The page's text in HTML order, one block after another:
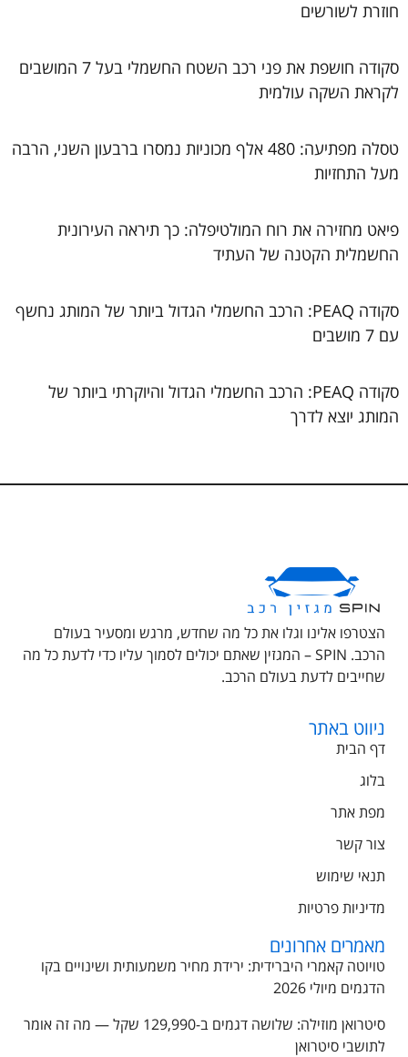
חוזרת לשורשים
סקודה חושפת את פני רכב השטח החשמלי בעל 7 המושבים
לקראת השקה עולמית
טסלה מפתיעה: 480 אלף מכוניות נמסרו ברבעון השני, הרבה
מעל התחזיות
פיאט מחזירה את רוח המולטיפלה: כך תיראה העירונית
החשמלית הקטנה של העתיד
סקודה PEAQ: הרכב החשמלי הגדול ביותר של המותג נחשף
עם 7 מושבים
סקודה PEAQ: הרכב החשמלי הגדול והיוקרתי ביותר של
המותג יוצא לדרך
הצטרפו אלינו וגלו את כל מה שחדש, מרגש ומסעיר בעולם
הרכב. SPIN – המגזין שאתם יכולים לסמוך עליו כדי לדעת כל מה
שחייבים לדעת בעולם הרכב.
ניווט באתר
דף הבית
בלוג
מפת אתר
צור קשר
תנאי שימוש
מדיניות פרטיות
מאמרים אחרונים
טויוטה קאמרי היברידית: ירידת מחיר משמעותית ושינויים בקו
הדגמים מיולי 2026
סיטרואן מוזילה: שלושה דגמים ב-129,990 שקל — מה זה אומר
לתושבי סיטרואן